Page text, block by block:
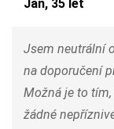
Jan, 35 let
Jsem neutrální
na doporučení
Možná je to
žádné